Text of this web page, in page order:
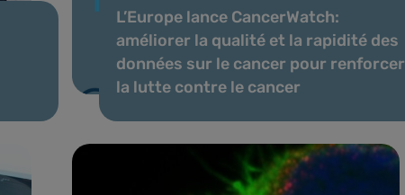
L’Europe lance CancerWatch:
améliorer la qualité et la rapidité des
données sur le cancer pour renforcer
la lutte contre le cancer